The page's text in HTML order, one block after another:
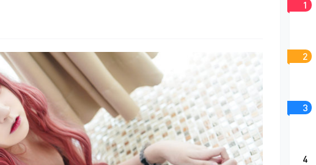
1
2
3
4